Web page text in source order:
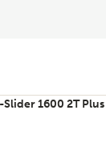
Slider 1600 2T Plus